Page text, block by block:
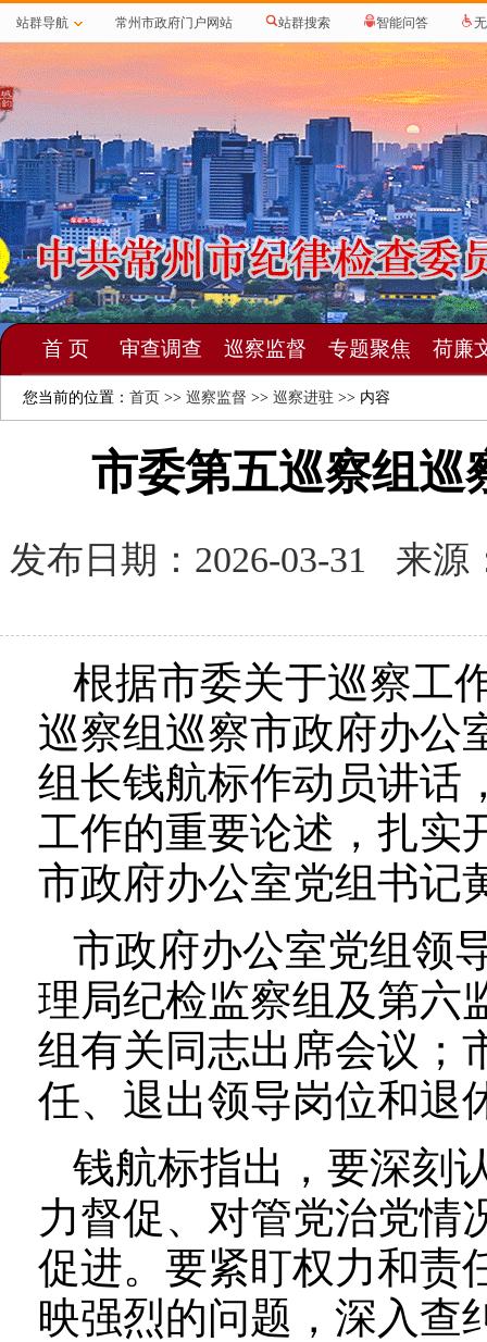
站群导航 常州市政府门户网站 站群搜索 智能问答
首 页 审查调查 巡察监督 专题聚焦 荷廉
您当前的位置： 首页 >> 巡察监督 >> 巡察进驻 >> 内容
市委第五巡察组巡
发布日期：2026-03-31 来
根据市委关于巡察工
巡察组巡察市政府办公
组长钱航标作动员讲话
工作的重要论述，扎实
市政府办公室党组书记
市政府办公室党组领
理局纪检监察组及第六
组有关同志出席会议；
任、退出领导岗位和退
钱航标指出，要深刻
力督促、对管党治党情
促进。要紧盯权力和责
映强烈的问题，深入查